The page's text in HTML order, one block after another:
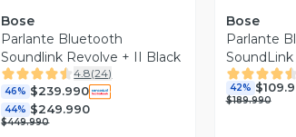
Bose
Parlante Bluetooth
Soundlink Revolve + II Black
4.8(24)
46% $239.990
44% $249.990
$449.990
Bose
Parlante
42%
$189.990